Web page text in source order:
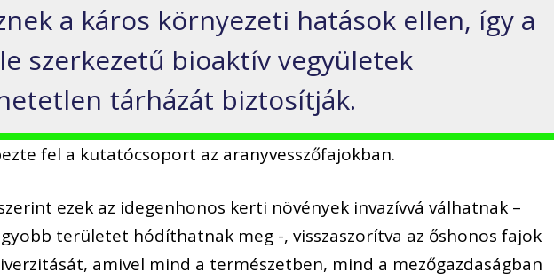
a káros környezeti hatások ellen, így a
szerkezetű bioaktív vegyületek
tárházát biztosítják.
fel a kutatócsoport az aranyvesszőfajokban.
ezek az idegenhonos kerti növények invazívvá válhatnak –
területet hódíthatnak meg -, visszaszorítva az őshonos fajok
amivel mind a természetben, mind a mezőgazdaságban